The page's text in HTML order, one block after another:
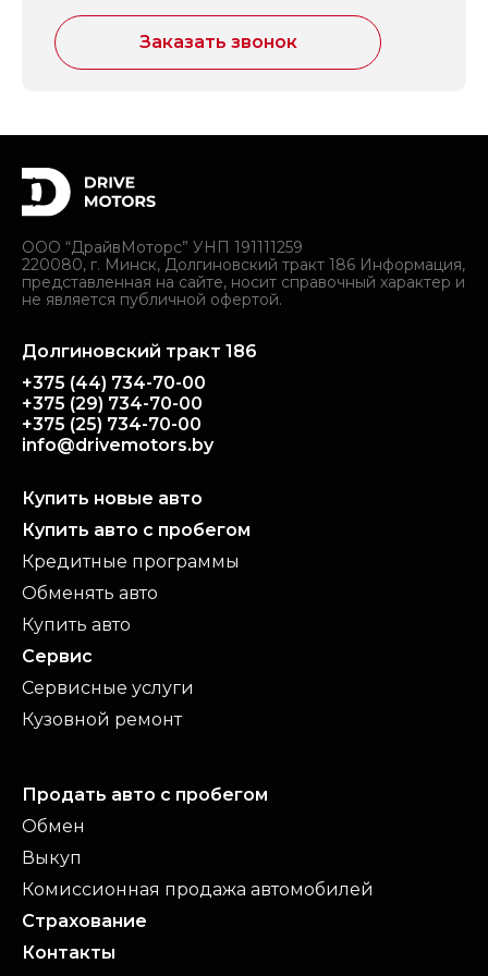
Заказать звонок
ООО “ДрайвМоторс” УНП 191111259
220080, г. Минск, Долгиновский тракт 186 Информация,
представленная на сайте, носит справочный характер и
не является публичной офертой.
Долгиновский тракт 186
+375 (44) 734-70-00
+375 (29) 734-70-00
+375 (25) 734-70-00
info@drivemotors.by
Купить новые авто
Купить авто с пробегом
Кредитные программы
Обменять авто
Купить авто
Сервис
Сервисные услуги
Кузовной ремонт
Продать авто с пробегом
Обмен
Выкуп
Комиссионная продажа автомобилей
Страхование
Контакты